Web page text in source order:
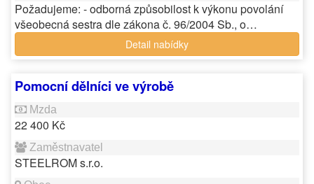
Požadujeme: - odborná způsobilost k výkonu povolání
všeobecná sestra dle zákona č. 96/2004 Sb., o…
Detail nabídky
Pomocní dělníci ve výrobě
22 400 Kč
STEELROM s.r.o.